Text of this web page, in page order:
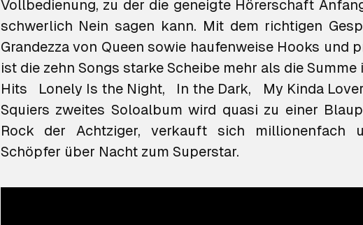
Vollbedienung, zu der die geneigte Hörerschaft
schwerlich Nein sagen kann. Mit dem richtigen
Grandezza von Queen sowie haufenweise Hooks und
ist die zehn Songs starke Scheibe mehr als die
Hits
Lonely Is the Night, In the Dark, My Kinda Lover
Squiers zweites Soloalbum wird quasi zu einer
Rock der Achtziger, verkauft sich millionenfach
Schöpfer über Nacht zum Superstar.